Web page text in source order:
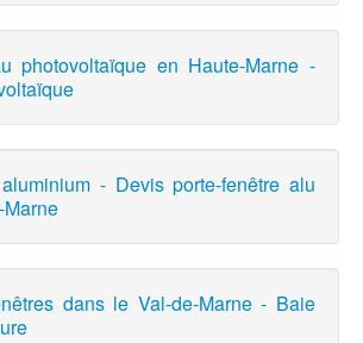
photovoltaïque en Haute-Marne -
- Devis porte-fenêtre alu
dans le Val-de-Marne - Baie